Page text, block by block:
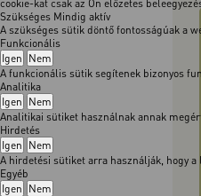
cookie-kat csak az Ön előzetes
Szükséges Mindig aktív
A szükséges sütik döntő fontosságúak a
Funkcionális
Igen Nem
A funkcionális sütik segítenek bizonyos
Analitika
Igen Nem
Analitikai sütiket használnak annak
Hirdetés
Igen Nem
A hirdetési sütiket arra használják, hogy
Egyéb
Igen Nem